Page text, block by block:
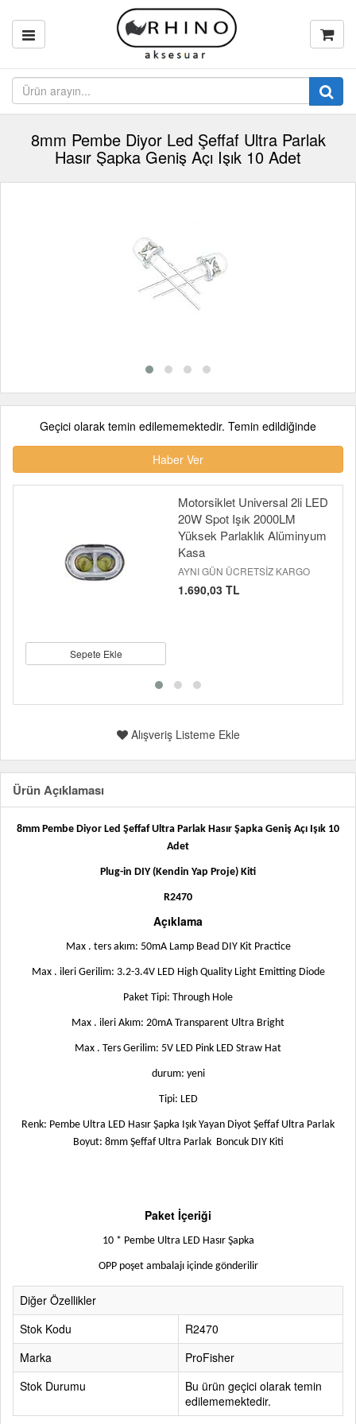
8mm Pembe Diyor Led Şeffaf Ultra Parlak
Hasır Şapka Geniş Açı Işık 10 Adet
Geçici olarak temin edilememektedir. Temin edildiğinde
Haber Ver
Sepete Ekle
Motorsiklet Universal 2li LED
20W Spot Işık 2000LM
Yüksek Parlaklık Alüminyum
Kasa
AYNI GÜN ÜCRETSİZ KARGO
1.690,03 TL
Alışveriş Listeme Ekle
Ürün Açıklaması
8mm Pembe Diyor Led Şeffaf Ultra Parlak Hasır Şapka Geniş Açı Işık 10
Adet
Plug-in DIY (Kendin Yap Proje) Kiti
R2470
Açıklama
Max . ters akım: 50mA Lamp Bead DIY Kit Practice
Max . ileri Gerilim: 3.2-3.4V LED High Quality Light Emitting Diode
Paket Tipi: Through Hole
Max . ileri Akım: 20mA Transparent Ultra Bright
Max . Ters Gerilim: 5V LED Pink LED Straw Hat
durum: yeni
Tipi: LED
Renk: Pembe Ultra LED Hasır Şapka Işık Yayan Diyot Şeffaf Ultra Parlak
Boyut: 8mm Şeffaf Ultra Parlak Boncuk DIY Kiti
Paket İçeriği
10 * Pembe Ultra LED Hasır Şapka
OPP poşet ambalajı içinde gönderilir
Diğer Özellikler
Stok Kodu
R2470
Marka
ProFisher
Stok Durumu
Bu ürün geçici olarak temin
edilememektedir.